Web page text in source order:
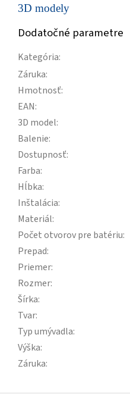
3D modely
Dodatočné parametre
Kategória:
Záruka:
Hmotnosť:
EAN:
3D model:
Balenie:
Dostupnosť:
Farba:
Hĺbka:
Inštalácia:
Materiál:
Počet otvorov pre batériu:
Prepad:
Priemer:
Rozmer:
Šírka:
Tvar:
Typ umývadla:
Výška:
Záruka: